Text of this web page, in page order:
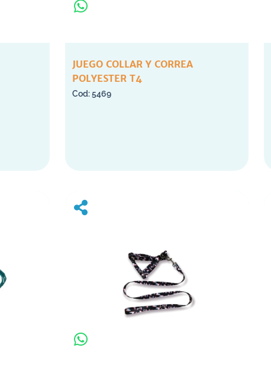
JUEGO COLLAR Y CORREA
POLYESTER T4
5469